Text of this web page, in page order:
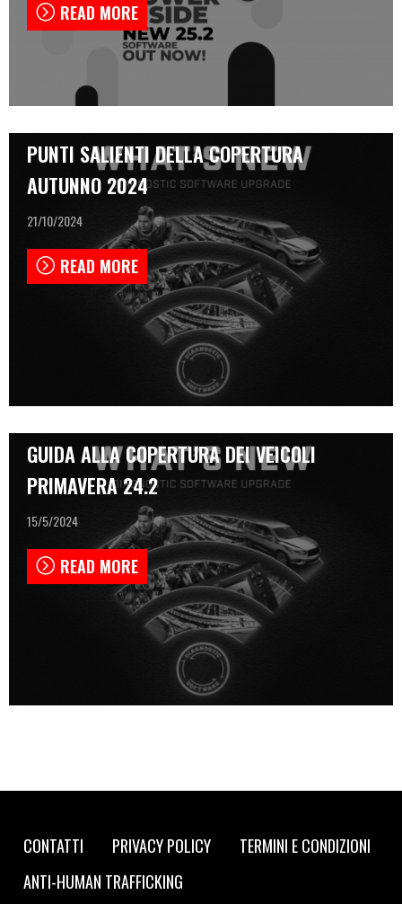
READ MORE
PUNTI SALIENTI DELLA COPERTURA
AUTUNNO 2024
21/10/2024
READ MORE
GUIDA ALLA COPERTURA DEI VEICOLI
PRIMAVERA 24.2
15/5/2024
READ MORE
Footer
navigation
CONTATTI PRIVACY POLICY
TERMINI E CONDIZIONI
ANTI-HUMAN TRAFFICKING